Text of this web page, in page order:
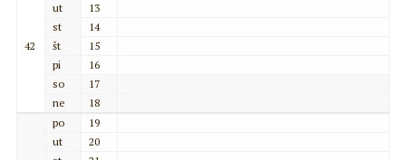
42
ut
13
st
14
št
15
pi
16
so
17
ne
18
po
19
ut
20